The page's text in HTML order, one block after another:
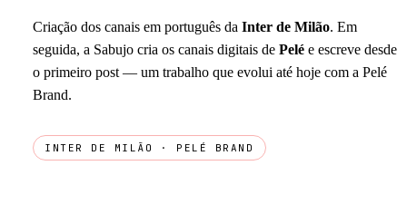
Criação dos canais em português da Inter de Milão. Em
seguida, a Sabujo cria os canais digitais de Pelé e escreve desde
o primeiro post — um trabalho que evolui até hoje com a Pelé
Brand.
INTER DE MILÃO · PELÉ BRAND